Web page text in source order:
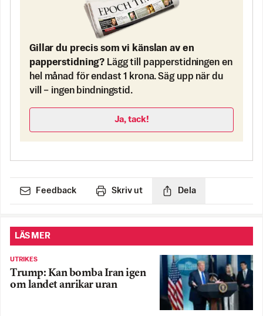
Gillar du precis som vi känslan av en
papperstidning? Lägg till papperstidningen en
hel månad för endast 1 krona. Säg upp när du
vill – ingen bindningstid.
Ja, tack!
Feedback Skriv ut Dela
LÄS MER
UTRIKES
Trump: Kan bomba Iran igen
om landet anrikar uran